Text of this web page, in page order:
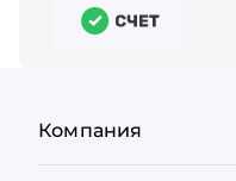
Компания